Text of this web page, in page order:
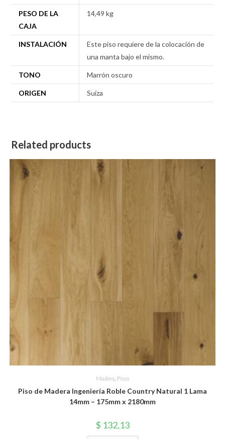
PESO DE LA
CAJA
14,49 kg
INSTALACIÓN
Este piso requiere de la colocación de
una manta bajo el mismo.
TONO Marrón oscuro
ORIGEN Suiza
Related products
Madera, Pisos
Piso de Madera Ingeniería Roble Country Natural 1 Lama
14mm – 175mm x 2180mm
$ 132,13